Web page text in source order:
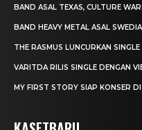
BAND ASAL TEXAS, CULTURE
BAND HEAVY METAL ASAL
THE RASMUS LUNCURKAN
VARITDA RILIS SINGLE DENGAN
MY FIRST STORY SIAP KONSER